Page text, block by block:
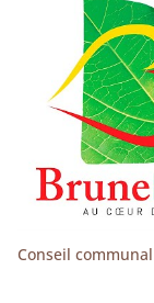
Conseil